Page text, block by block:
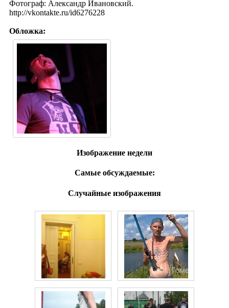
Фотограф: Александр Ивановский.
http://vkontakte.ru/id6276228
Обложка:
Изображение недели
Самые обсуждаемые:
Случайные изображения